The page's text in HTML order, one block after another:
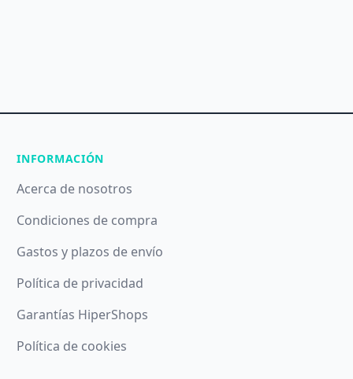
INFORMACIÓN
Acerca de nosotros
Condiciones de compra
Gastos y plazos de envío
Política de privacidad
Garantías HiperShops
Política de cookies